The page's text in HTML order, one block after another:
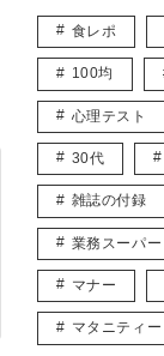
食レポ
100均
心理テスト
30代
雑誌の付録
業務スーパー
マナー
マタニティー